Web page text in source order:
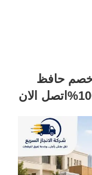
عفش بالرياض بـ18%خصم حافظ